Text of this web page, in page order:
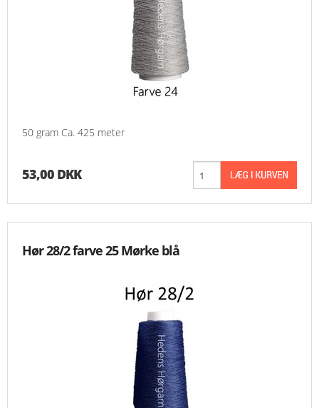
50 gram Ca. 425 meter
53,00 DKK
Hør 28/2 farve 25 Mørke blå